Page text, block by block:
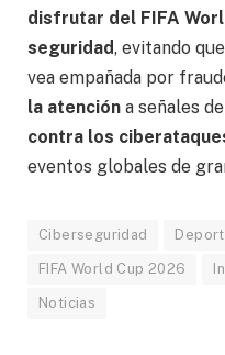
disfrutar del FIFA
seguridad, evitando
vea empañada por
la atención a señales
contra los
eventos globales de
Ciberseguridad
FIFA World Cup 2026
Noticias